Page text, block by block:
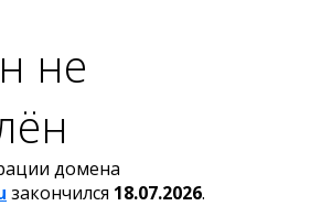
не
домена
закончился 18.07.2026.